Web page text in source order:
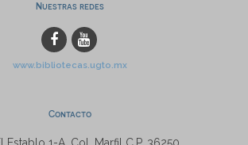
Nuestras redes
www.bibliotecas.ugto.mx
Contacto